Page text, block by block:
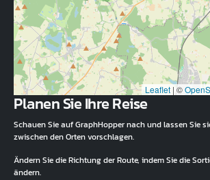
Leaflet | ©
Planen Sie Ihre Reise
Schauen Sie auf GraphHopper nach und lassen Sie
zwischen den Orten vorschlagen.
Ändern Sie die Richtung der Route, indem Sie die
ändern.